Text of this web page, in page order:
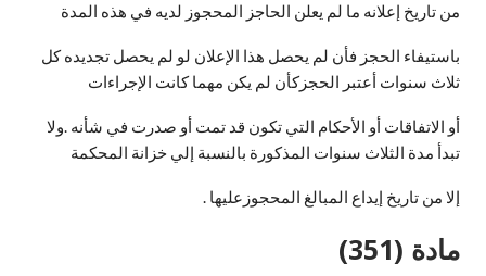
من تاريخ إعلانه ما لم يعلن الحاجز المحجوز لديه في هذه المدة
باستيفاء الحجز فأن لم يحصل هذا الإعلان لو لم يحصل تجديده كل
ثلاث سنوات أعتبر الحجزكأن لم يكن مهما كانت الإجراءات
أو الاتفاقات أو الأحكام التي تكون قد تمت أو صدرت في شأنه .ولا
تبدأ مدة الثلاث سنوات المذكورة بالنسبة إلي خزانة المحكمة
إلا من تاريخ إيداع المبالغ المحجوزعليها .
مادة (351)